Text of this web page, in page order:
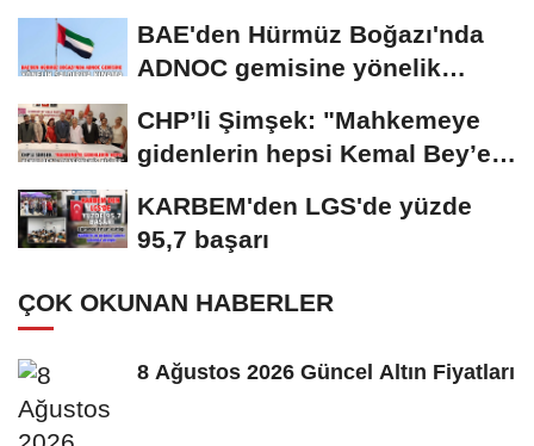
BAE'den Hürmüz Boğazı'nda
ADNOC gemisine yönelik
CHP’li Şimşek: "Mahkemeye
gidenlerin hepsi Kemal Bey’e
KARBEM'den LGS'de yüzde
95,7 başarı
ÇOK OKUNAN HABERLER
8 Ağustos 2026 Güncel Altın Fiyatları